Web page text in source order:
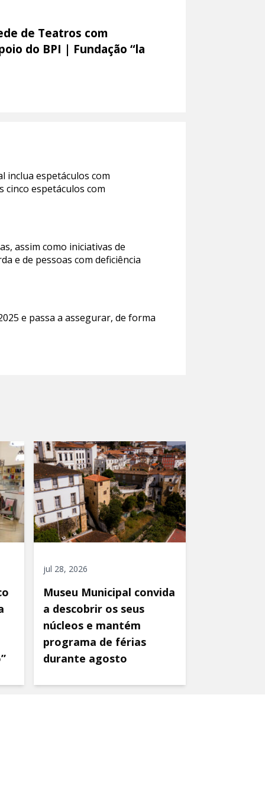
de Teatros com
do BPI | Fundação “la
inclua espetáculos com
cinco espetáculos com
assim como iniciativas de
e de pessoas com deficiência
e passa a assegurar, de forma
jul 28, 2026
Museu Municipal convida
a descobrir os seus
núcleos e mantém
programa de férias
durante agosto